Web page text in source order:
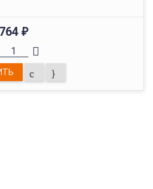
764 ₽